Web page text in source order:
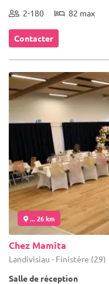
2-180 82 max
Contacter
... 26 km
Chez Mamita
Landivisiau - Finistère (29)
Salle de réception